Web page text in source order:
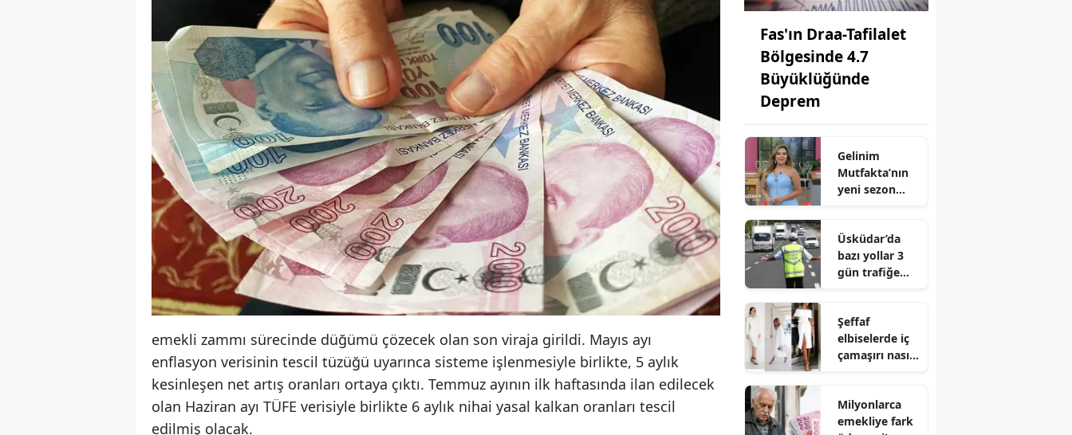
emekli zammı sürecinde düğümü çözecek olan son viraja girildi. Mayıs ayı
enflasyon verisinin tescil tüzüğü uyarınca sisteme işlenmesiyle birlikte, 5 aylık
kesinleşen net artış oranları ortaya çıktı. Temmuz ayının ilk haftasında ilan edilecek
olan Haziran ayı TÜFE verisiyle birlikte 6 aylık nihai yasal kalkan oranları tescil
edilmiş olacak.
Fas'ın Draa-Tafilalet
Bölgesinde 4.7
Büyüklüğünde
Deprem
Gelinim
Mutfakta’nın
yeni sezon
yarışmacı
kadrosu
Üsküdar’da
bazı yollar 3
gün trafiğe
güzergâhlar
Şeffaf
elbiselerde iç
çamaşırı nasıl
belli oldu
Milyonlarca
emekliye fark